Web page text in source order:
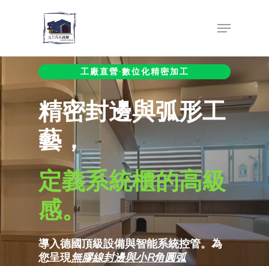
Menu
工廠直營‧數位化精密加工
精密封邊與弧形工
藝，
定義系統櫃的高級
感。
導入德國頂級設備與智能系統控管。為
您呈現無膠線封邊與小R角圓弧
Menu